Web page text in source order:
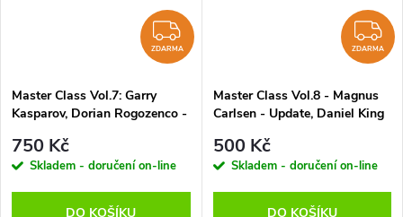
ZDARMA
ZDARMA
Master Class Vol.7: Garry
Kasparov, Dorian Rogozenco -
německy)
750 Kč
Skladem - doručení on-line
DO KOŠÍKU
ZDARMA
Master Class Vol.8 - Magnus
Carlsen - Update, Daniel King
500 Kč
Skladem - doručení on-line
DO KOŠÍKU